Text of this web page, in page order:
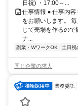
日祝) ・17:00～...
仕事情報 ● 仕事内
をお願いします。
じて売場を作るの
ナ...
副業・WワークOK 土日祝
同じ企業の求人
業務委託